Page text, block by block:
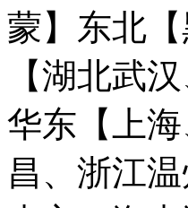
蒙】 东北
【湖北武
华东【上
昌、浙江